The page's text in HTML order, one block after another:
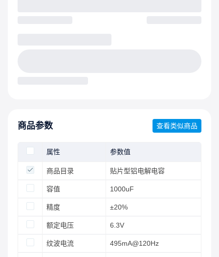
商品参数 查看类似商品
属性 参数值
商品目录 贴片型铝电解电容
容值 1000uF
精度 ±20%
额定电压 6.3V
纹波电流 495mA@120Hz